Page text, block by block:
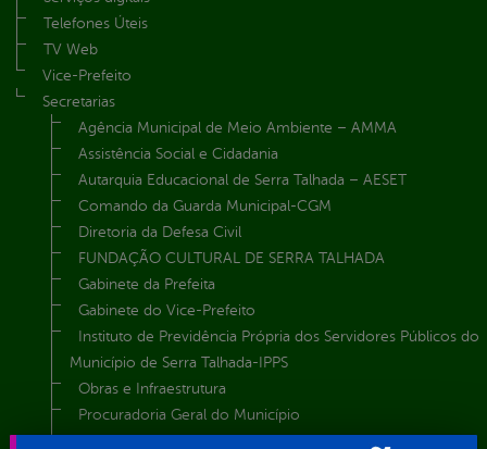
Telefones Úteis
TV Web
Vice-Prefeito
Secretarias
Agência Municipal de Meio Ambiente – AMMA
Assistência Social e Cidadania
Autarquia Educacional de Serra Talhada – AESET
Comando da Guarda Municipal-CGM
Diretoria da Defesa Civil
FUNDAÇÃO CULTURAL DE SERRA TALHADA
Gabinete da Prefeita
Gabinete do Vice-Prefeito
Instituto de Previdência Própria dos Servidores Públicos do
Município de Serra Talhada-IPPS
Obras e Infraestrutura
Procuradoria Geral do Município
Secretaria de Comunicação Social e Audiovisual